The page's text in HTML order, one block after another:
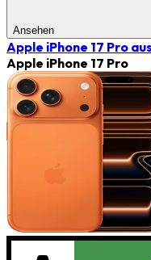
Ansehen
Apple iPhone 17 Pro
Apple iPhone 17 Pro